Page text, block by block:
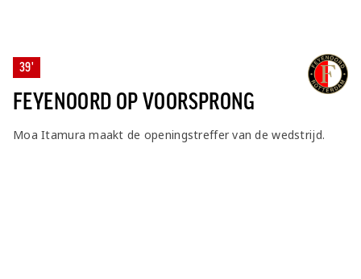
39'
FEYENOORD OP VOORSPRONG
Moa Itamura maakt de openingstreffer van de wedstrijd.